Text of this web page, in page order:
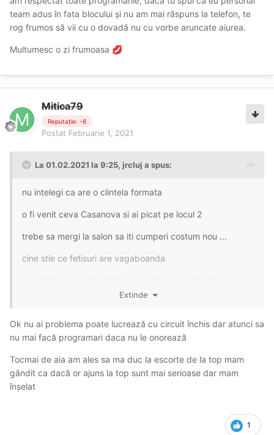
team adus în fata blocului și nu am mai răspuns la telefon, te
rog frumos să vii cu o dovadă nu cu vorbe aruncate aiurea.
Multumesc o zi frumoasa 💋
Mitica79
Reputație: -6
Postat Februarie 1, 2021
La 01.02.2021 la 9:25, jrcluj a spus:
nu intelegi ca are o clintela formata
o fi venit ceva Casanova si ai picat pe locul 2
trebe sa mergi la salon sa iti cumperi costum nou ...
cine stie ce fetisuri are vagaboanda
Extinde
Ok nu ai problema poate lucrează cu circuit închis dar atunci sa
nu mai facă programari daca nu le onorează
Tocmai de aia am ales sa ma duc la escorte de la top mam
gândit ca dacă or ajuns la top sunt mai serioase dar mam
înșelat
1